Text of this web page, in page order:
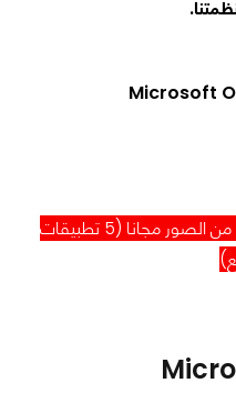
كيفية استخراج النص من الصور مجانا (5 تطبيقات